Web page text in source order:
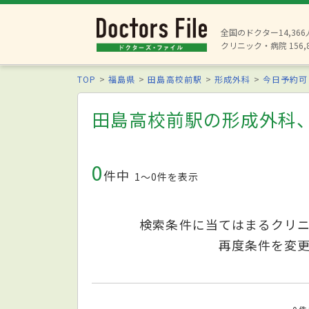
全国のドクター14,366
クリニック・病院
TOP 福島県 田島高校前駅 形成外科 今日予約可
田島高校前駅の形成外科
0件中 1〜0件を表示
検索条件に当てはまるクリ
再度条件を変